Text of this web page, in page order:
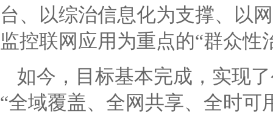
台、以综治信息化为支撑、以
监控联网应用为重点的“群众性
如今，目标基本完成，实现
“全域覆盖、全网共享、全时可